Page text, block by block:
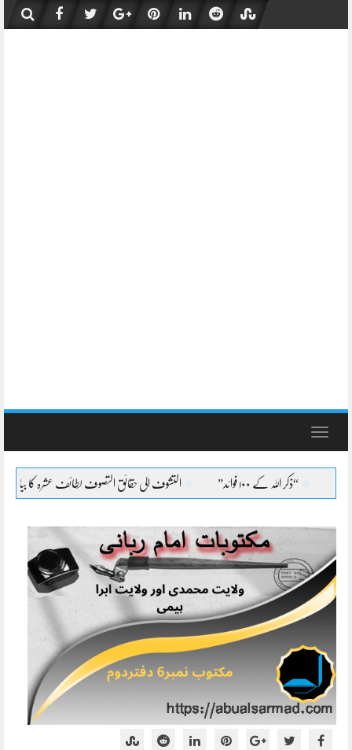
content
Toggle
التشوف الی حقائق التصوف لطائف عشرہ کا بیان التشوف